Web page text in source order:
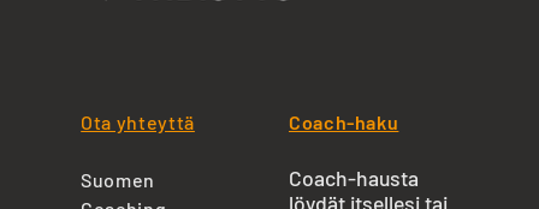
Ota yhteyttä
Suomen
Coach-haku
Coach-hausta
löydät itsellesi tai